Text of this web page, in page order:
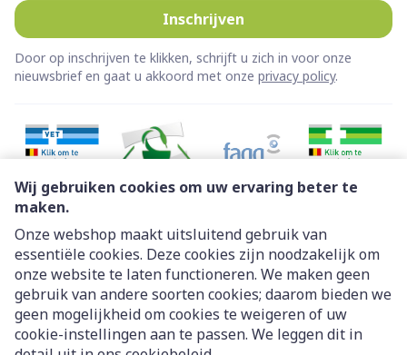
Wij gebruiken cookies om uw ervaring beter te
maken.
Onze webshop maakt uitsluitend gebruik van
essentiële cookies. Deze cookies zijn noodzakelijk om
onze website te laten functioneren. We maken geen
gebruik van andere soorten cookies; daarom bieden we
geen mogelijkheid om cookies te weigeren of uw
cookie-instellingen aan te passen. We leggen dit in
Inschrijven
Door op inschrijven te klikken, schrijft u zich in voor onze
nieuwsbrief en gaat u akkoord met onze privacy policy.
Juridische links